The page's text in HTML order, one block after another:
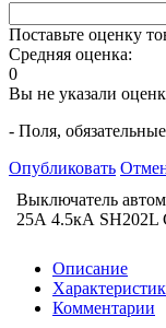
Поставьте оценку
Средняя оценка:
0
Вы не указали
- Поля,
Опубликовать
Выключатель
25А 4.5кА SH202L
Описание
Комментарии